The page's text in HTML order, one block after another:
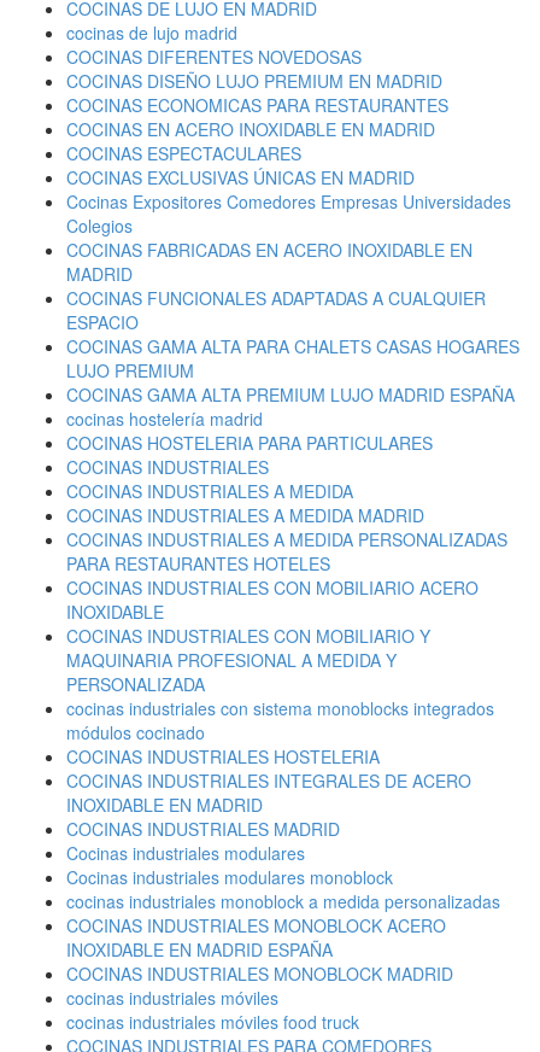
COCINAS DE LUJO EN MADRID
cocinas de lujo madrid
COCINAS DIFERENTES NOVEDOSAS
COCINAS DISEÑO LUJO PREMIUM EN MADRID
COCINAS ECONOMICAS PARA RESTAURANTES
COCINAS EN ACERO INOXIDABLE EN MADRID
COCINAS ESPECTACULARES
COCINAS EXCLUSIVAS ÚNICAS EN MADRID
Cocinas Expositores Comedores Empresas Universidades
Colegios
COCINAS FABRICADAS EN ACERO INOXIDABLE EN
MADRID
COCINAS FUNCIONALES ADAPTADAS A CUALQUIER
ESPACIO
COCINAS GAMA ALTA PARA CHALETS CASAS HOGARES
LUJO PREMIUM
COCINAS GAMA ALTA PREMIUM LUJO MADRID ESPAÑA
cocinas hostelería madrid
COCINAS HOSTELERIA PARA PARTICULARES
COCINAS INDUSTRIALES
COCINAS INDUSTRIALES A MEDIDA
COCINAS INDUSTRIALES A MEDIDA MADRID
COCINAS INDUSTRIALES A MEDIDA PERSONALIZADAS
PARA RESTAURANTES HOTELES
COCINAS INDUSTRIALES CON MOBILIARIO ACERO
INOXIDABLE
COCINAS INDUSTRIALES CON MOBILIARIO Y
MAQUINARIA PROFESIONAL A MEDIDA Y
PERSONALIZADA
cocinas industriales con sistema monoblocks integrados
módulos cocinado
COCINAS INDUSTRIALES HOSTELERIA
COCINAS INDUSTRIALES INTEGRALES DE ACERO
INOXIDABLE EN MADRID
COCINAS INDUSTRIALES MADRID
Cocinas industriales modulares
Cocinas industriales modulares monoblock
cocinas industriales monoblock a medida personalizadas
COCINAS INDUSTRIALES MONOBLOCK ACERO
INOXIDABLE EN MADRID ESPAÑA
COCINAS INDUSTRIALES MONOBLOCK MADRID
cocinas industriales móviles
cocinas industriales móviles food truck
COCINAS INDUSTRIALES PARA COMEDORES